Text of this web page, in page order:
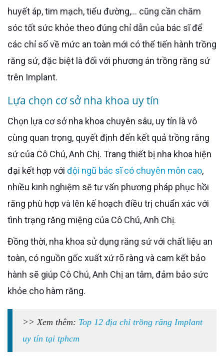
huyết áp, tim mạch, tiểu đường,... cũng cần chăm
sóc tốt sức khỏe theo đúng chỉ dẫn của bác sĩ để
các chỉ số về mức an toàn mới có thể tiến hành trồng
răng sứ, đặc biệt là đối với phương án trồng răng sứ
trên Implant.
Lựa chọn cơ sở nha khoa uy tín
Chọn lựa cơ sở nha khoa chuyên sâu, uy tín là vô
cùng quan trọng, quyết định đến kết quả trồng răng
sứ của Cô Chú, Anh Chị. Trang thiết bị nha khoa hiện
đại kết hợp với đội ngũ bác sĩ có chuyên môn cao,
nhiều kinh nghiệm sẽ tư vấn phương pháp phục hồi
răng phù hợp và lên kế hoạch điều trị chuẩn xác với
tình trạng răng miệng của Cô Chú, Anh Chị.
Đồng thời, nha khoa sử dụng răng sứ với chất liệu an
toàn, có nguồn gốc xuất xứ rõ ràng và cam kết bảo
hành sẽ giúp Cô Chú, Anh Chị an tâm, đảm bảo sức
khỏe cho hàm răng.
>> Xem thêm: Top 12 địa chỉ trồng răng Implant
uy tín tại tphcm